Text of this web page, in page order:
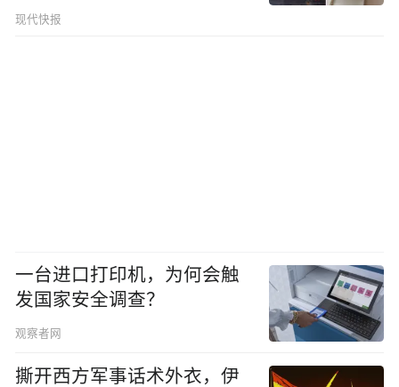
品”
现代快报
一台进口打印机，为何会触
发国家安全调查？
观察者网
撕开西方军事话术外衣，伊